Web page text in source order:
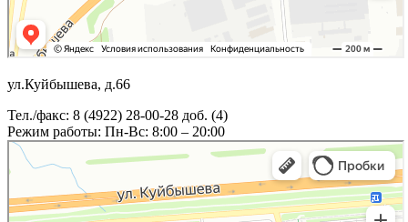
ул.Куйбышева, д.66
Тел./факс: 8 (4922) 28-00-28 доб. (4)
Режим работы: Пн-Вс: 8:00 – 20:00